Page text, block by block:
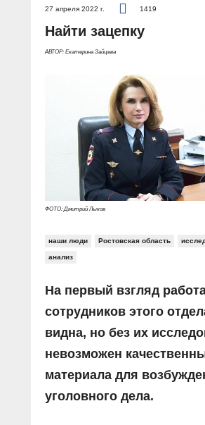
27 апреля 2022 г. 1419
Найти зацепку
АВТОР: Екатерина Зайцева
ФОТО: Дмитрий Лыков
наши люди Ростовская область
анализ
На первый взгляд
сотрудников этого
видна, но без их
невозможен
материала для
уголовного дела.